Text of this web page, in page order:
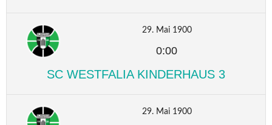
29. Mai 1900
0:00
SC WESTFALIA KINDERHAUS 3
29. Mai 1900